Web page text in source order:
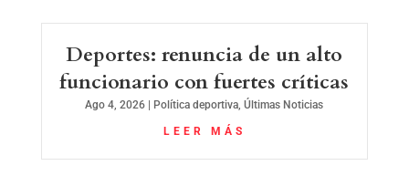
Deportes: renuncia de un alto
funcionario con fuertes críticas
Ago 4, 2026 | Política deportiva ,Últimas Noticias
LEER MÁS